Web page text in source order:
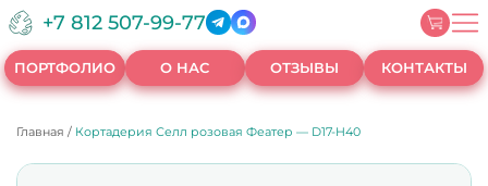
+7 812 507-99-77
ПОРТФОЛИО О НАС ОТЗЫВЫ КОНТАКТЫ
Главная / Кортадерия Селл розовая Феатер — D17-H40